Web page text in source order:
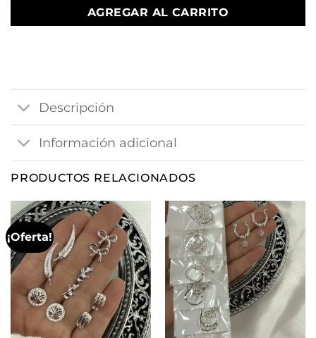
AGREGAR AL CARRITO
Descripción
Información adicional
PRODUCTOS RELACIONADOS
¡Oferta!